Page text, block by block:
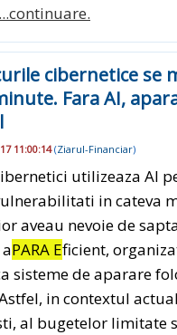
...continuare.
cibernetice se
Fara AI,
11:00:14(Ziarul-Financiar)
utilizeaza AI
in cateva
aveau nevoie de
PARA Eficient,
sisteme de aparare
in contextul
al bugetelor limitate